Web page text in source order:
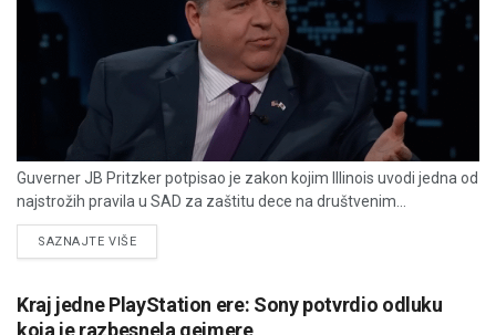
Guverner JB Pritzker potpisao je zakon kojim Illinois uvodi jedna od
najstrožih pravila u SAD za zaštitu dece na društvenim...
SAZNAJTE VIŠEDETAILS
Kraj jedne PlayStation ere: Sony potvrdio odluku
koja je razbesnela gejmere